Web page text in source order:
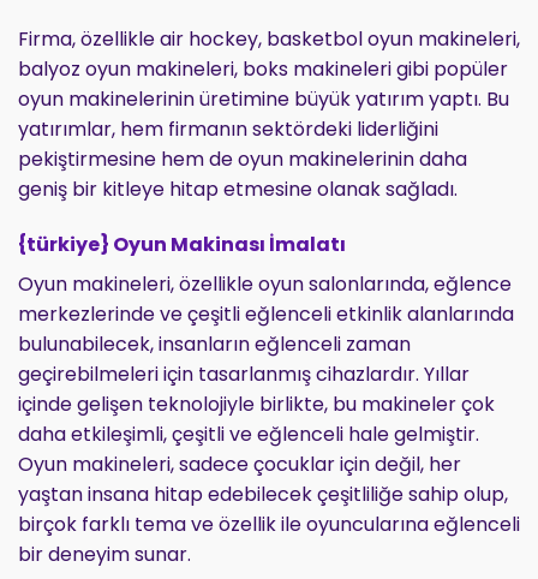
Firma, özellikle air hockey, basketbol oyun makineleri,
balyoz oyun makineleri, boks makineleri gibi popüler
oyun makinelerinin üretimine büyük yatırım yaptı. Bu
yatırımlar, hem firmanın sektördeki liderliğini
pekiştirmesine hem de oyun makinelerinin daha
geniş bir kitleye hitap etmesine olanak sağladı.
{türkiye} Oyun Makinası İmalatı
Oyun makineleri, özellikle oyun salonlarında, eğlence
merkezlerinde ve çeşitli eğlenceli etkinlik alanlarında
bulunabilecek, insanların eğlenceli zaman
geçirebilmeleri için tasarlanmış cihazlardır. Yıllar
içinde gelişen teknolojiyle birlikte, bu makineler çok
daha etkileşimli, çeşitli ve eğlenceli hale gelmiştir.
Oyun makineleri, sadece çocuklar için değil, her
yaştan insana hitap edebilecek çeşitliliğe sahip olup,
birçok farklı tema ve özellik ile oyuncularına eğlenceli
bir deneyim sunar.